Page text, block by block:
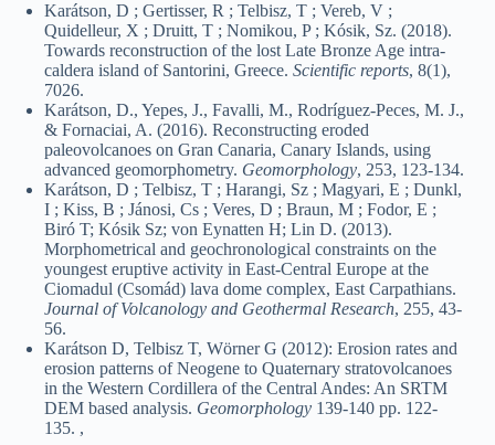
Karátson, D ; Gertisser, R ; Telbisz, T ; Vereb, V ;
Quidelleur, X ; Druitt, T ; Nomikou, P ; Kósik, Sz. (2018).
Towards reconstruction of the lost Late Bronze Age intra-
caldera island of Santorini, Greece. Scientific reports, 8(1),
7026.
Karátson, D., Yepes, J., Favalli, M., Rodríguez-Peces, M. J.,
& Fornaciai, A. (2016). Reconstructing eroded
paleovolcanoes on Gran Canaria, Canary Islands, using
advanced geomorphometry. Geomorphology, 253, 123-134.
Karátson, D ; Telbisz, T ; Harangi, Sz ; Magyari, E ; Dunkl,
I ; Kiss, B ; Jánosi, Cs ; Veres, D ; Braun, M ; Fodor, E ;
Biró T; Kósik Sz; von Eynatten H; Lin D. (2013).
Morphometrical and geochronological constraints on the
youngest eruptive activity in East-Central Europe at the
Ciomadul (Csomád) lava dome complex, East Carpathians.
Journal of Volcanology and Geothermal Research, 255, 43-
56.
Karátson D, Telbisz T, Wörner G (2012): Erosion rates and
erosion patterns of Neogene to Quaternary stratovolcanoes
in the Western Cordillera of the Central Andes: An SRTM
DEM based analysis. Geomorphology 139-140 pp. 122-
135. ,